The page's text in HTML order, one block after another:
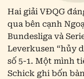
Hai giải VĐQG
qua bên cạnh
Bundesliga và
Leverkusen “hủy
số 5-1. Một mình
Schick ghi bốn